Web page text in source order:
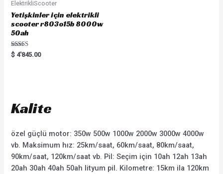
ElektrikliScooter
Yetişkinler için elektrikli
scooter r803o15b 8000w
50ah
Rated
5.00
$ 4'845.00
Kalite
özel güçlü motor: 350w 500w 1000w 2000w 3000w 4000w
vb. Maksimum hız: 25km/saat, 60km/saat, 80km/saat,
90km/saat, 120km/saat vb. Pil: Seçim için 10ah 12ah 13ah
20ah 30ah 40ah 50ah lityum pil. Kilometre: 15km ila 120km